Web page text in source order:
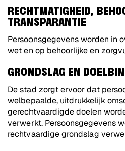
RECHTMATIGHEID,
TRANSPARANTIE
Persoonsgegevens worden in
wet en op behoorlijke en
GRONDSLAG EN
De stad zorgt ervoor dat
welbepaalde, uitdrukkelijk
gerechtvaardigde doelen
verwerkt. Persoonsgegevens
rechtvaardige grondslag